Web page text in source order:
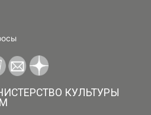
КУЛЬТУРЫ